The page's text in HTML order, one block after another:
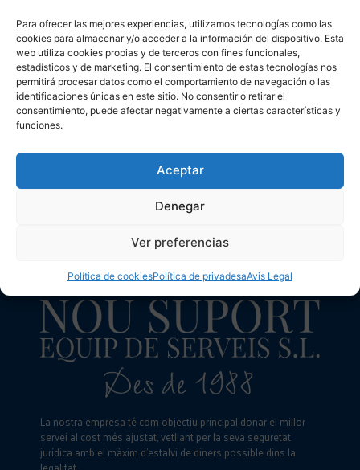
Para ofrecer las mejores experiencias, utilizamos tecnologías como las
cookies para almacenar y/o acceder a la información del dispositivo. Esta
web utiliza cookies propias y de terceros con fines funcionales,
estadísticos y de marketing. El consentimiento de estas tecnologías nos
permitirá procesar datos como el comportamiento de navegación o las
identificaciones únicas en este sitio. No consentir o retirar el
consentimiento, puede afectar negativamente a ciertas características y
funciones.
Aceptar
Denegar
Ver preferencias
Política de cookiesPolítica de privadesaAvis Legal
La nostra empresa té com objectiu principal donar el millor
servei al cost més ajustat, vetllant per la seva seguretat
jurídica amb el màxim d’estalvi de diners possible dins la